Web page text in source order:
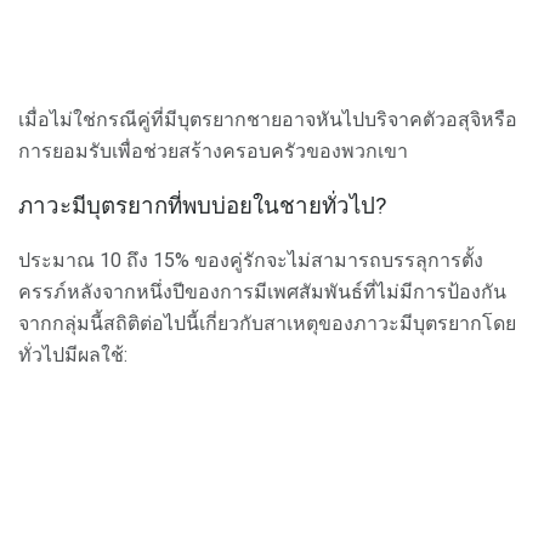
เมื่อไม่ใช่กรณีคู่ที่มีบุตรยากชายอาจหันไปบริจาคตัวอสุจิหรือ
การยอมรับเพื่อช่วยสร้างครอบครัวของพวกเขา
ภาวะมีบุตรยากที่พบบ่อยในชายทั่วไป?
ประมาณ 10 ถึง 15% ของคู่รักจะไม่สามารถบรรลุการตั้ง
ครรภ์หลังจากหนึ่งปีของการมีเพศสัมพันธ์ที่ไม่มีการป้องกัน
จากกลุ่มนี้สถิติต่อไปนี้เกี่ยวกับสาเหตุของภาวะมีบุตรยากโดย
ทั่วไปมีผลใช้: